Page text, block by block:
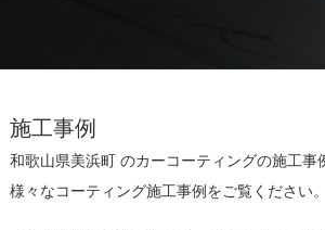
施工事例
和歌山県美浜町 のカーコーティングの施工事
様々なコーティング施工事例をご覧ください。